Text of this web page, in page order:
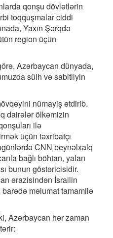
qonşu dövlətlərin
toqquşmalar ciddi
Yaxın Şərqdə
region üçün
Azərbaycan dünyada,
sülh və sabitliyin
nümayiş etdirib.
dairələr ölkəmizin
ilə
üçün təxribatçı
CNN beynəlxalq
bağlı böhtan, yalan
bunun göstəricisidir.
ərazisindən İsrailin
barədə məlumat tamamilə
Azərbaycan hər zaman